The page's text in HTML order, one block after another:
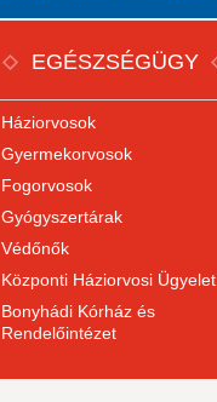
EGÉSZSÉGÜGY
Háziorvosok
Gyermekorvosok
Fogorvosok
Gyógyszertárak
Védőnők
Központi Háziorvosi Ügyelet
Bonyhádi Kórház és
Rendelőintézet